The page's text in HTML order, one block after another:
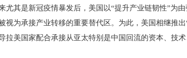
尤其是新冠疫情暴发后，美国以“提升产业链韧性”为
视为承接产业转移的重要替代区。为此，美国相继推
拉美国家配合承接从亚太特别是中国回流的资本、技